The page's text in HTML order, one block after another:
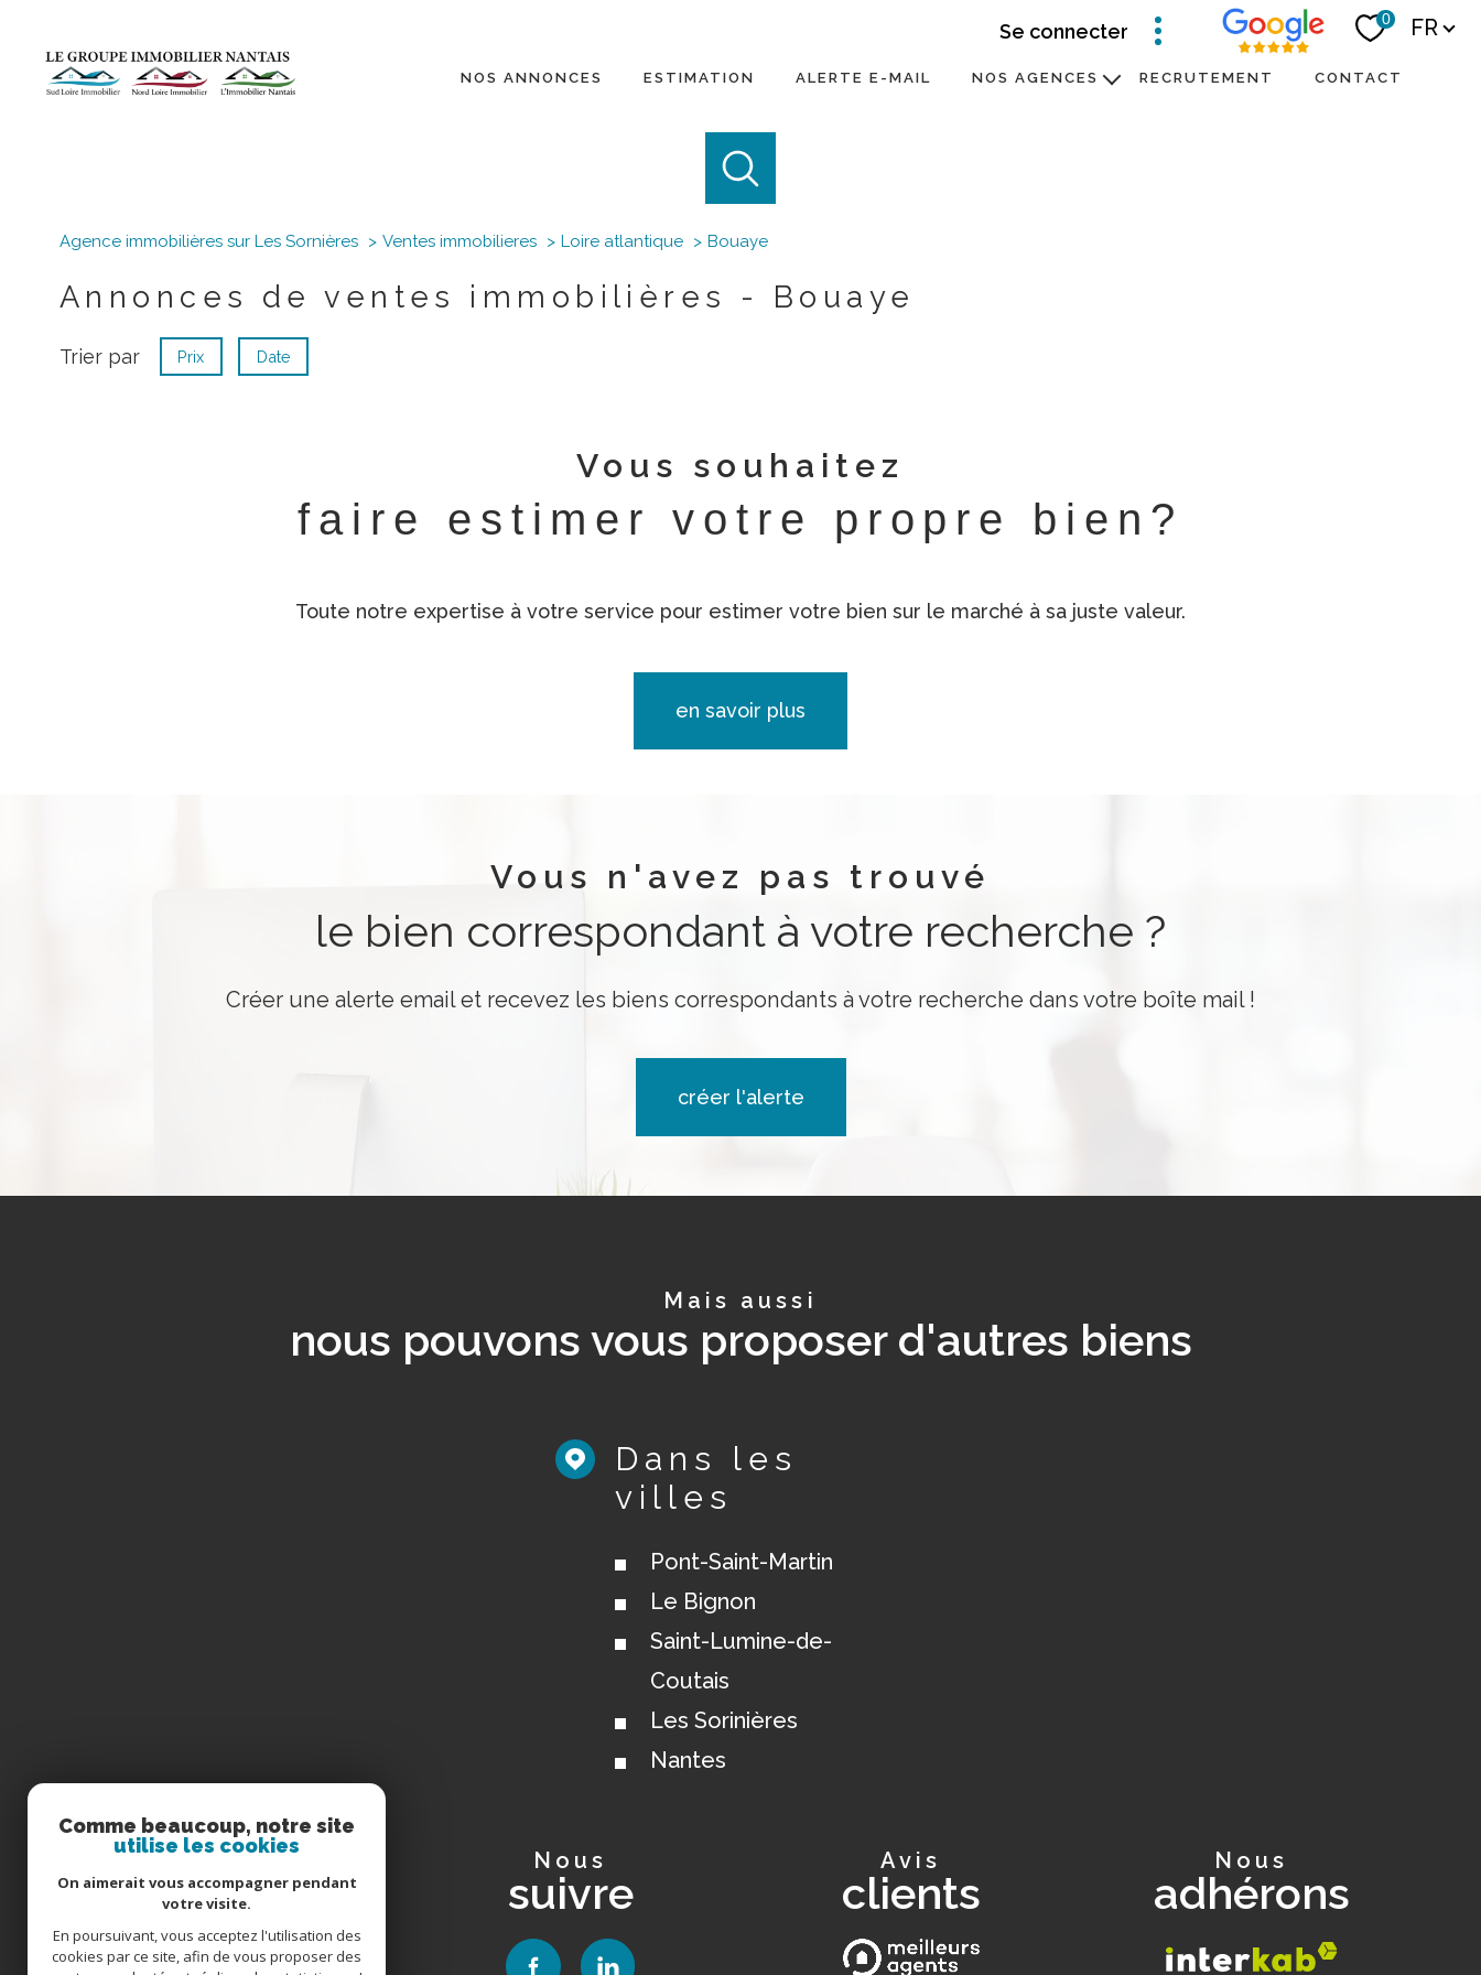
se connecter
0 Langue
FR
NOS ANNONCES ESTIMATION ALERTE E-MAIL NOS AGENCES RECRUTEMENT CONTACT
Agence immobilières sur Les Sornières Ventes immobilieres Loire atlantique Bouaye
Annonces de ventes immobilières - Bouaye
Trier par Prix Date
Vous souhaitez
faire estimer votre propre bien?
Toute notre expertise à votre service pour estimer votre bien sur le marché à sa juste valeur.
en savoir plus
Vous n'avez pas trouvé
le bien correspondant à votre recherche ?
Créer une alerte email et recevez les biens correspondants à votre recherche dans votre boîte mail !
créer l'alerte
Mais aussi
nous pouvons vous proposer d'autres biens
Dans les
villes
Pont-Saint-Martin
Le Bignon
Saint-Lumine-de-
Coutais
Les Sorinières
Nantes
se
connecter
nous
suivre
avis
clients
nous
adhérons
Comme beaucoup, notre site
utilise les cookies
On aimerait vous accompagner pendant
votre visite.
En poursuivant, vous acceptez l'utilisation des
cookies par ce site, afin de vous proposer des